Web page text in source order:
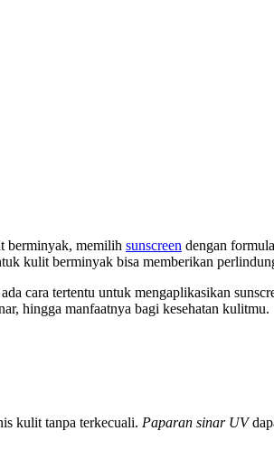
berminyak, memilih sunscreen dengan
kulit berminyak bisa memberikan
cara tertentu untuk mengaplikasikan
hingga manfaatnya bagi kesehatan kulitmu.
kulit tanpa terkecuali. Paparan sinar UV